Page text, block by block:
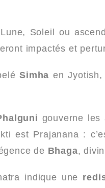
Soleil ou
impactés et
Simha en
gouverne les
est Prajanana :
de Bhaga,
indique une